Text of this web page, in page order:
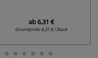
ab6,31 €
Grundpreis:6,31 € / Stück